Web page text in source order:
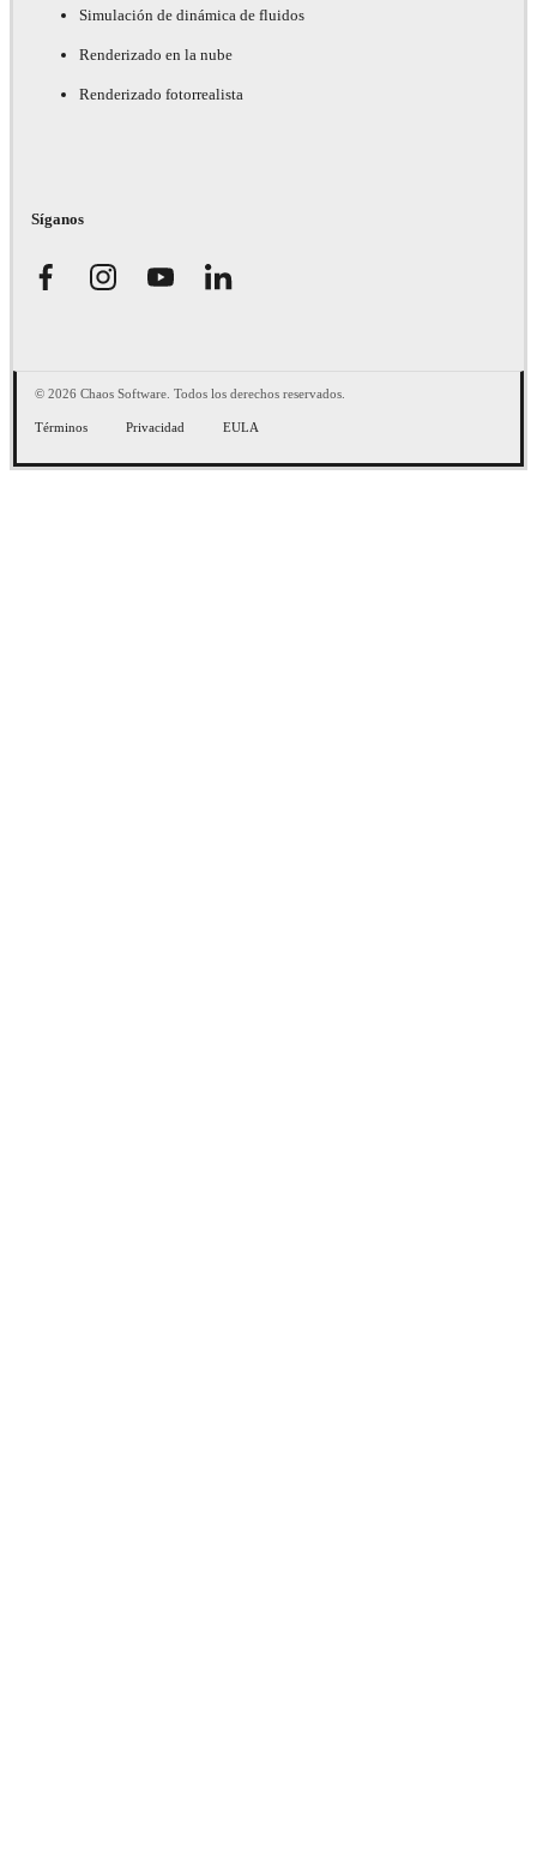
Simulación de dinámica de fluidos
Renderizado en la nube
Renderizado fotorrealista
Síganos
© 2026 Chaos Software. Todos los derechos reservados.
Términos Privacidad EULA